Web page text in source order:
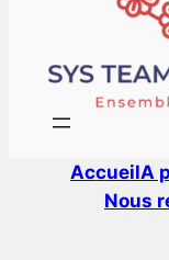
AccueilA
Nous